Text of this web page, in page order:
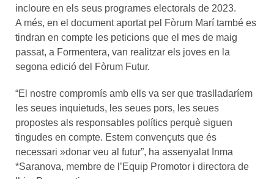
incloure en els seus programes electorals de 2023.
A més, en el document aportat pel Fòrum Marí també es
tindran en compte les peticions que el mes de maig
passat, a Formentera, van realitzar els joves en la
segona edició del Fòrum Futur.
“El nostre compromís amb ells va ser que traslladaríem
les seues inquietuds, les seues pors, les seues
propostes als responsables polítics perquè siguen
tingudes en compte. Estem convençuts que és
necessari »donar veu al futur”, ha assenyalat Inma
*Saranova, membre de l’Equip Promotor i directora de